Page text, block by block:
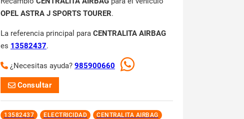
OPEL ASTRA J SPORTS TOURER.
La referencia principal para CENTRALITA AIRBAG
es 13582437.
¿Necesitas ayuda? 985900660
Consultar
13582437 ELECTRICIDAD
CENTRALITA AIRBAG